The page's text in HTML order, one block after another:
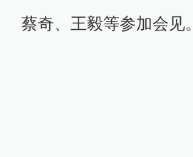
蔡奇、王毅等参加会见。